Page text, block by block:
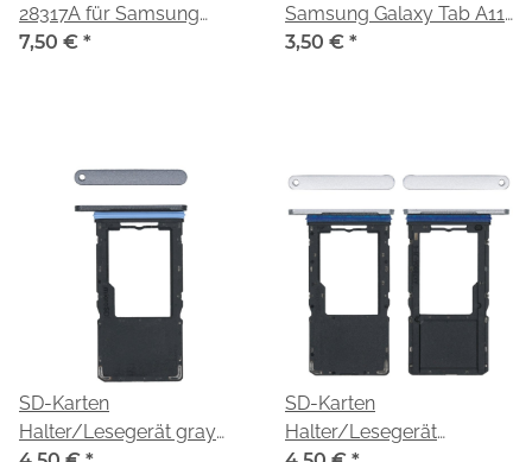
28317A für Samsung
Galaxy Tab A11 WiFi SM-
7,50 € *
Samsung Galaxy Tab A11
WiFi (SM-X130)
3,50 € *
SD-Karten
Halter/Lesegerät gray
SD-Karten
Halter/Lesegerät